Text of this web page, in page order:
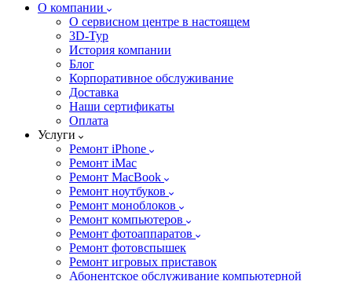
О компании
О сервисном центре в настоящем
3D-Тур
История компании
Блог
Корпоративное обслуживание
Доставка
Наши сертификаты
Оплата
Услуги
Ремонт iPhone
Ремонт iMac
Ремонт MacBook
Ремонт ноутбуков
Ремонт моноблоков
Ремонт компьютеров
Ремонт фотоаппаратов
Ремонт фотовспышек
Ремонт игровых приставок
Абонентское обслуживание компьютерной